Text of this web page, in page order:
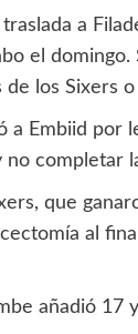
traslada a
el
de los Sixers
a Embiid por
no completar
que
al
añadió 17